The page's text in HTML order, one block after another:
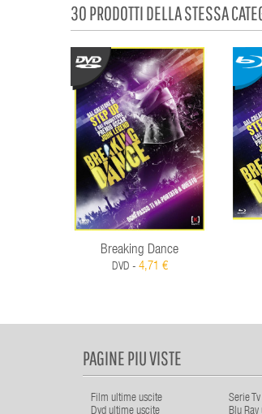
30 PRODOTTI DELLA STESSA
Breaking Dance
DVD - 4,71 €
PAGINE PIU VISTE
Film ultime uscite
Serie